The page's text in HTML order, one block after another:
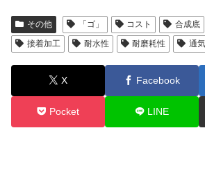
その他 「ゴ」 コスト 合成底
接着加工
耐水性 耐磨耗性 通
X Facebook
Pocket LINE